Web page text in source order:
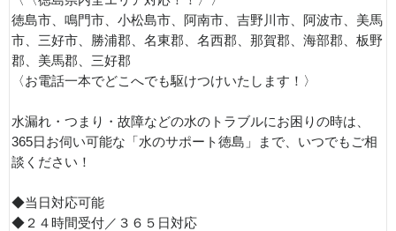
徳島市、鳴門市、小松島市、阿南市、吉野川市、阿波市、美馬
市、三好市、勝浦郡、名東郡、名西郡、那賀郡、海部郡、板野
郡、美馬郡、三好郡
〈お電話一本でどこへでも駆けつけいたします！〉
水漏れ・つまり・故障などの水のトラブルにお困りの時は、
365日お伺い可能な「水のサポート徳島」まで、いつでもご相
談ください！
◆当日対応可能
◆２４時間受付／３６５日対応